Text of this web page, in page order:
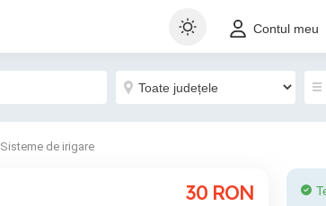
Contul meu
Sisteme de irigare
30 RON